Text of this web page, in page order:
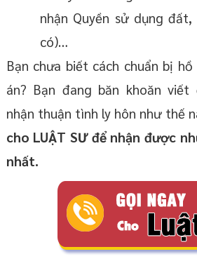
nhận Quyền sử dụng
có)…
Bạn chưa biết cách chuẩn bị
án? Bạn đang băn khoăn viết
nhận thuận tình ly hôn như thế
cho LUẬT SƯ để nhận được
nhất.